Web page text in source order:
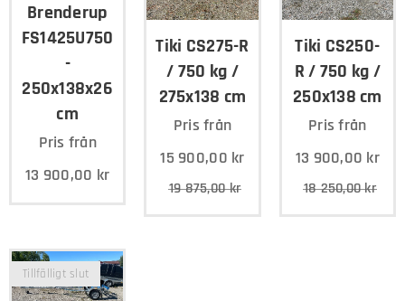
Brenderup
FS1425U750
-
250x138x26
cm
Pris från
13 900,00 kr
Tiki CS275-R
/ 750 kg /
275x138 cm
Pris från
15 900,00 kr
19 875,00kr
Tiki CS250-
R / 750 kg /
250x138 cm
Pris från
13 900,00 kr
18 250,00kr
Tillfälligt slut